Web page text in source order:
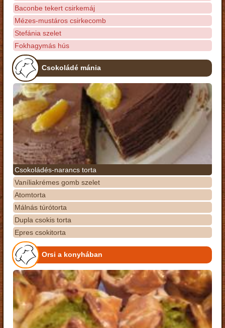
Baconbe tekert csirkemáj
Mézes-mustáros csirkecomb
Stefánia szelet
Fokhagymás hús
Csokoládé mánia
Csokoládés-narancs torta
Vaníliakrémes gomb szelet
Atomtorta
Málnás túrótorta
Dupla csokis torta
Epres csokitorta
Orsi a konyhában